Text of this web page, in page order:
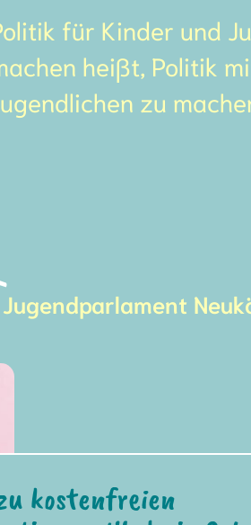
für Kinder und
heißt, Politik
zu
kostenfreien